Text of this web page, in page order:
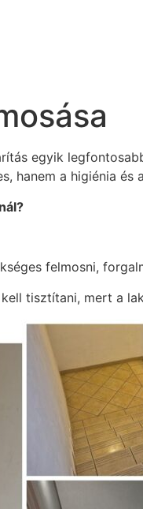
egyik
hanem a higiénia és
felmosni,
tisztítani, mert a